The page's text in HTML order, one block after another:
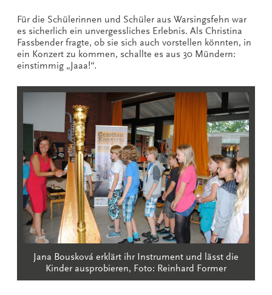
Für die Schülerinnen und Schüler aus Warsingsfehn war
es sicherlich ein unvergessliches Erlebnis. Als Christina
Fassbender fragte, ob sie sich auch vorstellen könnten, in
ein Konzert zu kommen, schallte es aus 30 Mündern:
einstimmig „Jaaa!“.
Jana Bousková erklärt ihr Instrument und lässt die
Kinder ausprobieren, Foto: Reinhard Former